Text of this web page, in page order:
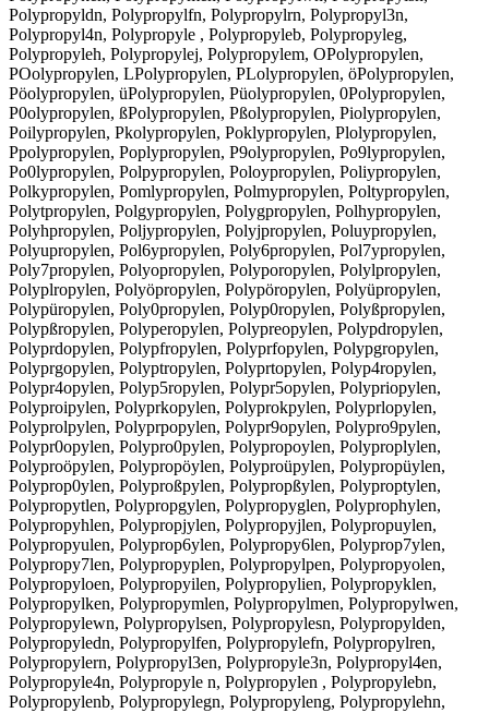
Polypropyldn, Polypropylfn, Polypropylrn, Polypropyl3n,
Polypropyl4n, Polypropyle , Polypropyleb, Polypropyleg,
Polypropyleh, Polypropylej, Polypropylem, OPolypropylen,
POolypropylen, LPolypropylen, PLolypropylen, öPolypropylen,
Pöolypropylen, üPolypropylen, Püolypropylen, 0Polypropylen,
P0olypropylen, ßPolypropylen, Pßolypropylen, Piolypropylen,
Poilypropylen, Pkolypropylen, Poklypropylen, Plolypropylen,
Ppolypropylen, Poplypropylen, P9olypropylen, Po9lypropylen,
Po0lypropylen, Polpypropylen, Poloypropylen, Poliypropylen,
Polkypropylen, Pomlypropylen, Polmypropylen, Poltypropylen,
Polytpropylen, Polgypropylen, Polygpropylen, Polhypropylen,
Polyhpropylen, Poljypropylen, Polyjpropylen, Poluypropylen,
Polyupropylen, Pol6ypropylen, Poly6propylen, Pol7ypropylen,
Poly7propylen, Polyopropylen, Polyporopylen, Polylpropylen,
Polyplropylen, Polyöpropylen, Polypöropylen, Polyüpropylen,
Polypüropylen, Poly0propylen, Polyp0ropylen, Polyßpropylen,
Polypßropylen, Polyperopylen, Polypreopylen, Polypdropylen,
Polyprdopylen, Polypfropylen, Polyprfopylen, Polypgropylen,
Polyprgopylen, Polyptropylen, Polyprtopylen, Polyp4ropylen,
Polypr4opylen, Polyp5ropylen, Polypr5opylen, Polypriopylen,
Polyproipylen, Polyprkopylen, Polyprokpylen, Polyprlopylen,
Polyprolpylen, Polyprpopylen, Polypr9opylen, Polypro9pylen,
Polypr0opylen, Polypro0pylen, Polypropoylen, Polyproplylen,
Polyproöpylen, Polypropöylen, Polyproüpylen, Polypropüylen,
Polyprop0ylen, Polyproßpylen, Polypropßylen, Polyproptylen,
Polypropytlen, Polypropgylen, Polypropyglen, Polyprophylen,
Polypropyhlen, Polypropjylen, Polypropyjlen, Polypropuylen,
Polypropyulen, Polyprop6ylen, Polypropy6len, Polyprop7ylen,
Polypropy7len, Polypropyplen, Polypropylpen, Polypropyolen,
Polypropyloen, Polypropyilen, Polypropylien, Polypropyklen,
Polypropylken, Polypropymlen, Polypropylmen, Polypropylwen,
Polypropylewn, Polypropylsen, Polypropylesn, Polypropylden,
Polypropyledn, Polypropylfen, Polypropylefn, Polypropylren,
Polypropylern, Polypropyl3en, Polypropyle3n, Polypropyl4en,
Polypropyle4n, Polypropyle n, Polypropylen , Polypropylebn,
Polypropylenb, Polypropylegn, Polypropyleng, Polypropylehn,